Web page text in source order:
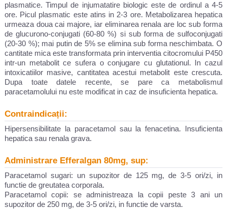
plasmatice. Timpul de injumatatire biologic este de ordinul a 4-5
ore. Picul plasmatic este atins in 2-3 ore. Metabolizarea hepatica
urmeaza doua cai majore, iar eliminarea renala are loc sub forma
de glucurono-conjugati (60-80 %) si sub forma de sulfoconjugati
(20-30 %); mai putin de 5% se elimina sub forma neschimbata. O
cantitate mica este transformata prin interventia citocromului P450
intr-un metabolit ce sufera o conjugare cu glutationul. In cazul
intoxicatiilor masive, cantitatea acestui metabolit este crescuta.
Dupa toate datele recente, se pare ca metabolismul
paracetamolului nu este modificat in caz de insuficienta hepatica.
Contraindicații:
Hipersensibilitate la paracetamol sau la fenacetina. Insuficienta
hepatica sau renala grava.
Administrare Efferalgan 80mg, sup:
Paracetamol sugari: un supozitor de 125 mg, de 3-5 ori/zi, in
functie de greutatea corporala.
Paracetamol copii: se administreaza la copii peste 3 ani un
supozitor de 250 mg, de 3-5 ori/zi, in functie de varsta.